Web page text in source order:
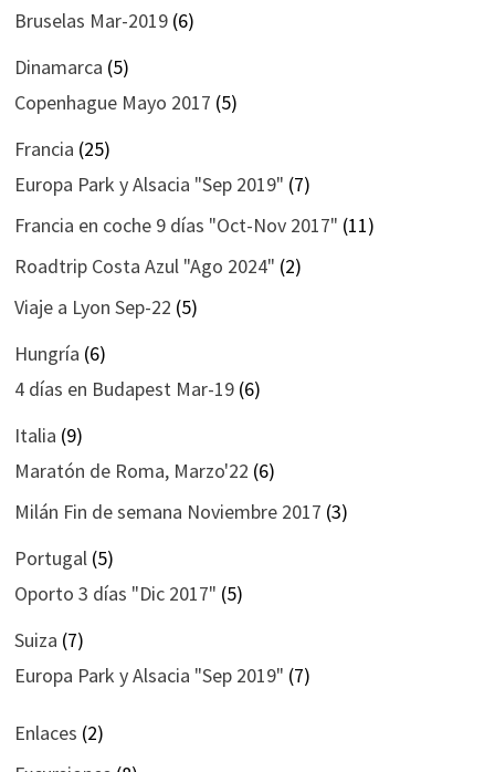
Bruselas Mar-2019(6)
Dinamarca (5)
Copenhague Mayo 2017 (5)
Francia (25)
Europa Park y Alsacia "Sep 2019" (7)
Francia en coche 9 días "Oct-Nov 2017" (11)
Roadtrip Costa Azul "Ago 2024" (2)
Viaje a Lyon Sep-22 (5)
Hungría (6)
4 días en Budapest Mar-19(6)
Italia (9)
Maratón de Roma, Marzo'22 (6)
Milán Fin de semana Noviembre 2017 (3)
Portugal(5)
Oporto 3 días "Dic 2017" (5)
Suiza (7)
Europa Park y Alsacia "Sep 2019" (7)
Enlaces (2)